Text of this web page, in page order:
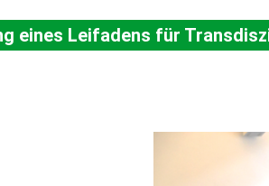
Liste der 2023 bis 2025
geförderten Projekte
eines Leifadens für